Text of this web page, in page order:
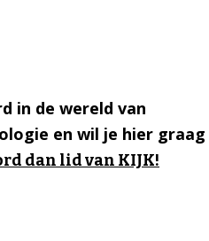
in de wereld van
en wil je hier graag
dan lid van KIJK!